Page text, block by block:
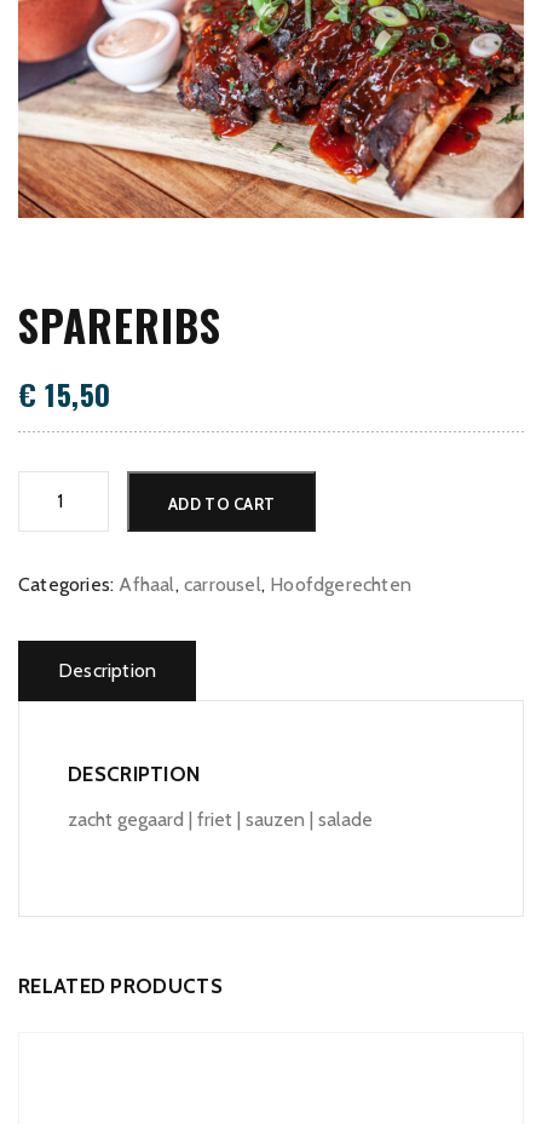
SPARERIBS
€ 15,50
ADD TO CART
Categories: Afhaal,carrousel, Hoofdgerechten
Description
DESCRIPTION
zacht gegaard | friet | sauzen | salade
RELATED PRODUCTS